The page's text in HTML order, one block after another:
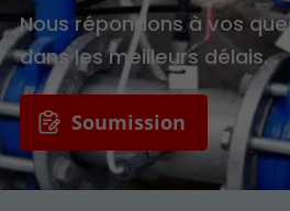
Nous répondons à vos
dans les meilleurs délais.
Soumission